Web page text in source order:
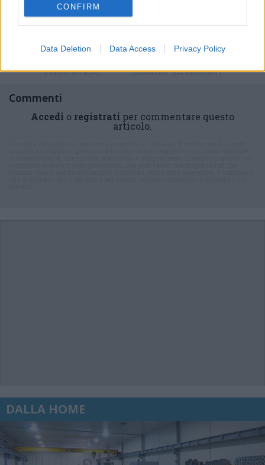
CONFIRM
Data Deletion Data Access Privacy Policy
Commenti
Accedi o registrati per commentare questo
articolo.
DALLA HOME